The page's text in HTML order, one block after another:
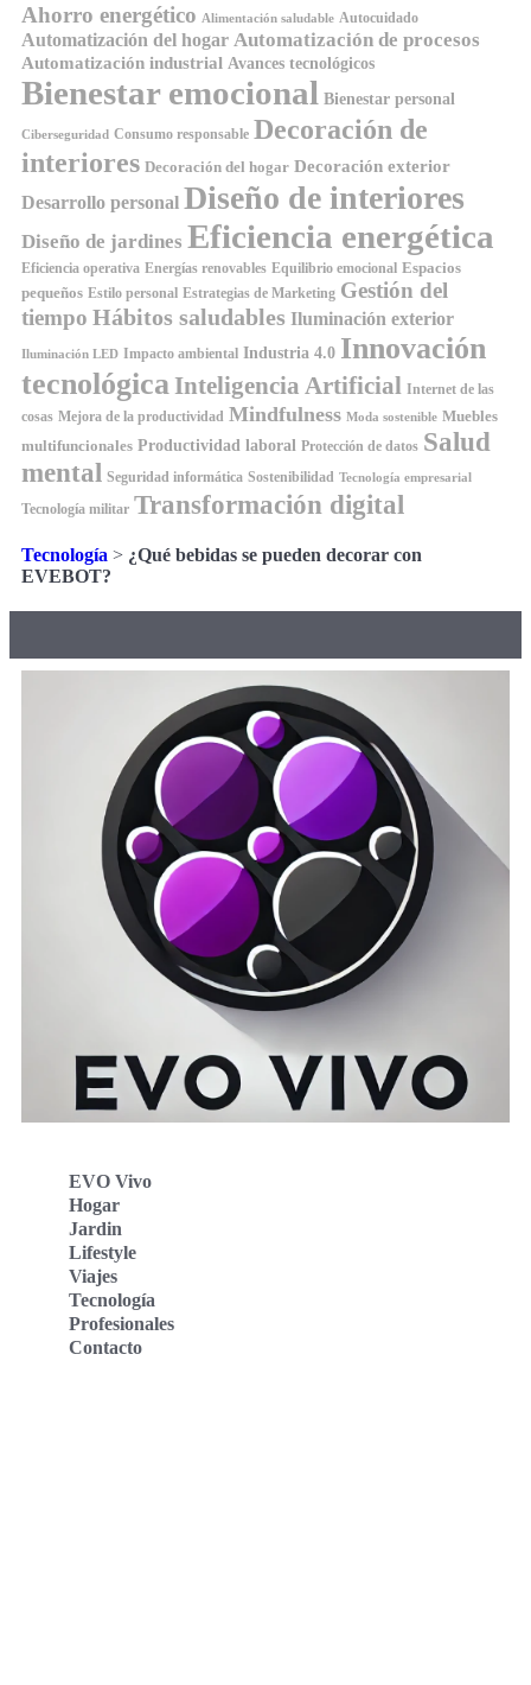
Ahorro energético Alimentación saludable Autocuidado
Automatización del hogar Automatización de procesos
Automatización industrial Avances tecnológicos
Bienestar emocional Bienestar personal
Ciberseguridad Consumo responsable Decoración de
interiores Decoración del hogar Decoración exterior
Desarrollo personal Diseño de interiores
Diseño de jardines Eficiencia energética
Eficiencia operativa Energías renovables Equilibrio emocional Espacios
pequeños Estilo personal Estrategias de Marketing Gestión del
tiempo Hábitos saludables Iluminación exterior
Iluminación LED Impacto ambiental Industria 4.0 Innovación
tecnológica Inteligencia Artificial Internet de las
cosas Mejora de la productividad Mindfulness Moda sostenible Muebles
multifuncionales Productividad laboral Protección de datos Salud
mental Seguridad informática Sostenibilidad Tecnología empresarial
Tecnología militar Transformación digital
Tecnología > ¿Qué bebidas se pueden decorar con
EVEBOT?
EVO Vivo
Hogar
Jardin
Lifestyle
Viajes
Tecnología
Profesionales
Contacto